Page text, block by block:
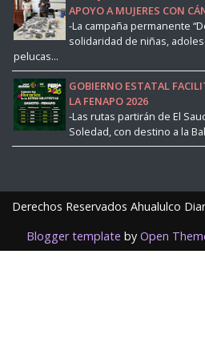
APOYO A MUJERES CON
-La campaña permanente
solidaridad de niñas,
pelucas...
GOBIERNO ESTATAL
LA FENAPO 2026
-Las rutas partirán de El
Soledad, con destino a la
Derechos Reservados Ahualulco
Blogger template by Open